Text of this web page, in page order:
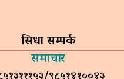
सिधा सम्पर्क
समाचार